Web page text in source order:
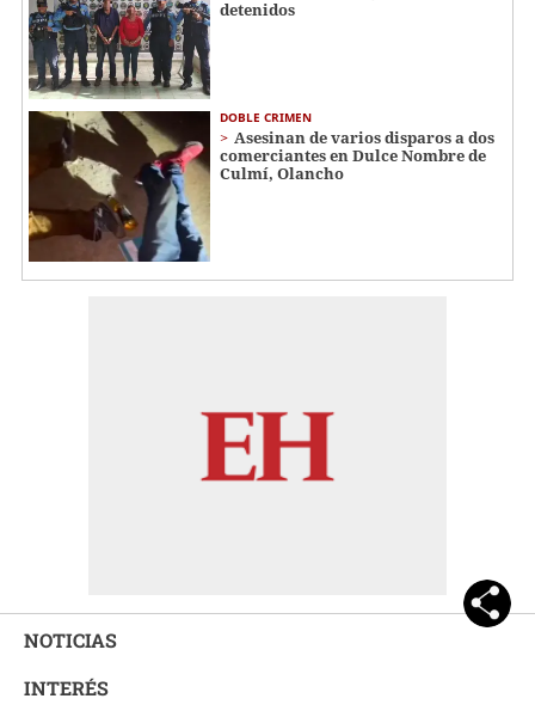
detenidos
DOBLE CRIMEN
Asesinan de varios disparos a dos
comerciantes en Dulce Nombre de
Culmí, Olancho
NOTICIAS
INTERÉS